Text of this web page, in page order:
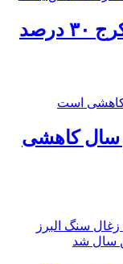
️قیمت مسکن در کرج ۳۰ درصد
سال کاهشی